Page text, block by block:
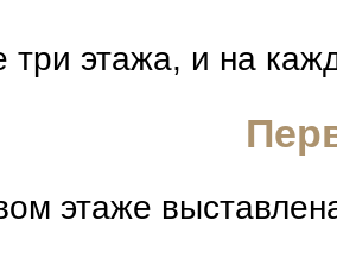
три этажа, и на
этаже